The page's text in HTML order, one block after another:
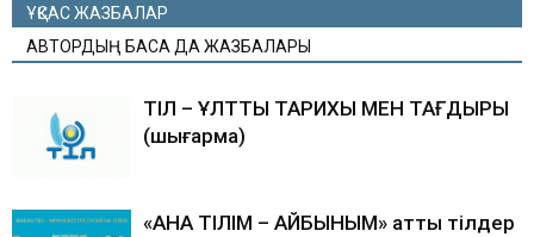
ҰҚСАС ЖАЗБАЛАР
АВТОРДЫҢ БАСҚА ДА ЖАЗБАЛАРЫ
ТІЛ – ҰЛТТЫҢ ТАРИХЫ МЕН ТАҒДЫРЫ
(шығарма)
«АНА ТІЛІМ – АЙБЫНЫМ» атты тілдер